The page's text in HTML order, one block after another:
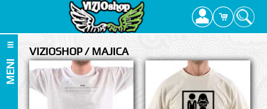
MENI
VIZIOSHOP / MAJICA